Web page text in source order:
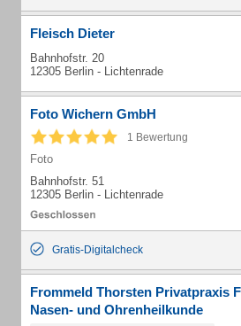
Fleisch Dieter
Bahnhofstr. 20
12305 Berlin - Lichtenrade
Foto Wichern GmbH
1 Bewertung
Foto
Bahnhofstr. 51
12305 Berlin - Lichtenrade
Gratis-Digitalcheck
Frommeld Thorsten Privatpraxis
Nasen- und Ohrenheilkunde